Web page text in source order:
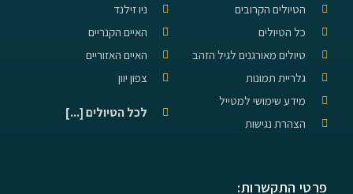
הטיולים הקרובים
כל הטיולים
טיולים מאורגנים לגיל הזהב
גלריית תמונות
מידע שימושי למטייל
הצהרת נגישות
ניו זילנד
האיים הקנריים
האיים האזוריים
צפון יוון
לכל הטיולים [...]
פרטי התקשרות: